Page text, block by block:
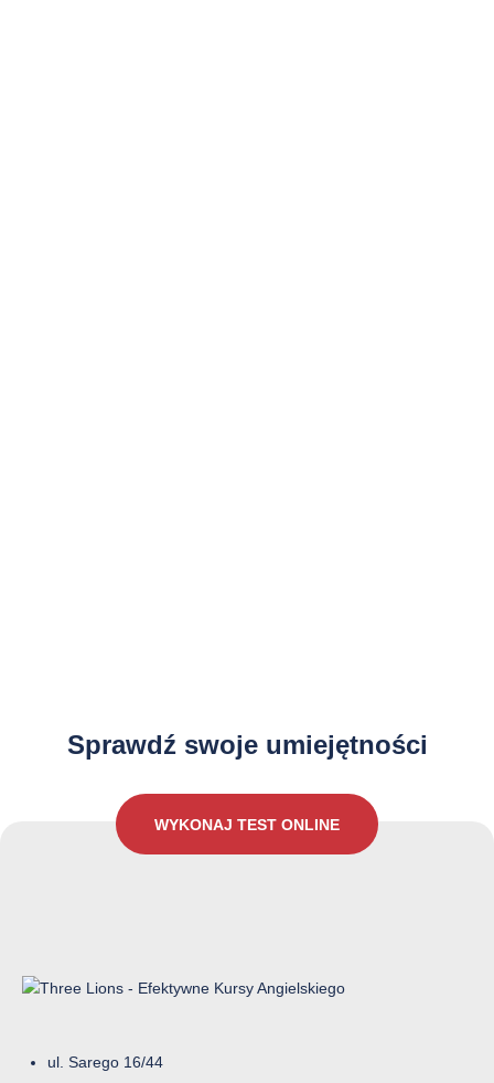
Sprawdź swoje umiejętności
WYKONAJ TEST ONLINE
ul. Sarego 16/44